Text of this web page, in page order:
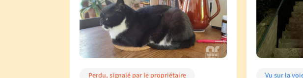
Perdu, signalé par le propriétaire
Vu sur la